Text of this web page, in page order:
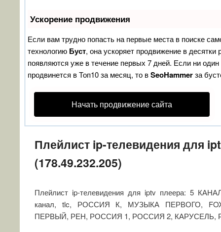
Ускорение продвижения
Если вам трудно попасть на первые места в поиске
технологию Буст, она ускоряет продвижение в десятки
появляются уже в течение первых 7 дней. Если ни один
продвинется в Топ10 за месяц, то вSeoHammerза
Начать продвижение сайта
Плейлист ip-телевидения для
(178.49.232.205)
Плейлист ip-телевидения для iptv плеера: 5
канал, tlc, РОССИЯ К, МУЗЫКА ПЕРВОГО,
ПЕРВЫЙ, РЕН, РОССИЯ 1, РОССИЯ 2, КАРУСЕЛЬ,